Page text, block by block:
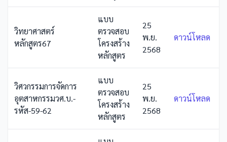
วิทยาศาสตร์
หลักสูตร67
แบบ
ตรวจสอบ
โครงสร้าง
หลักสูตร
25
พ.ย.
2568
ดาวน์โหลด
วิศวกรรมการจัดการ
อุตสาหกรรมวศ.บ.-
รหัส-59-62
แบบ
ตรวจสอบ
โครงสร้าง
หลักสูตร
25
พ.ย.
2568
ดาวน์โหลด